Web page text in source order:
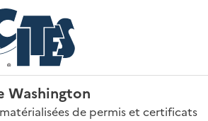
Washington
de permis et certificats